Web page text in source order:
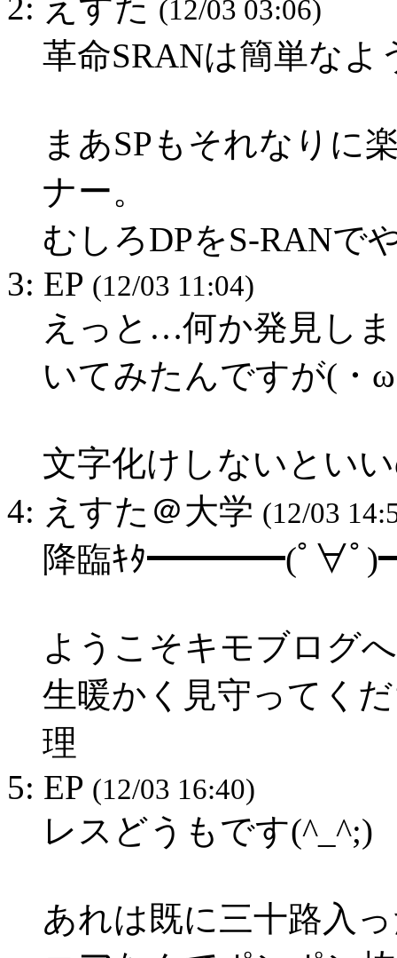
2: えすた (12/03 03:06)
革命SRANは簡単な
まあSPもそれなりに
ナー。
むしろDPをS-RANで
3: EP (12/03 11:04)
えっと…何か発見し
いてみたんですが(・
文字化けしないとい
4: えすた＠大学 (12/03
降臨ｷﾀ━━━━(ﾟ∀
ようこそキモブログ
生暖かく見守ってく
理
5: EP (12/03 16:40)
レスどうもです(^_^;)
あれは既に三十路入